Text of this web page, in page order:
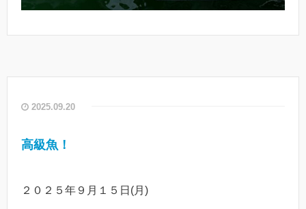
2025.09.20
高級魚！
２０２５年９月１５日(月)